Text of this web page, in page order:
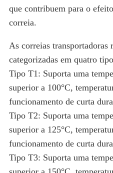
que contribuem para o
correia.
As correias transportadoras
categorizadas em quatro
Tipo T1: Suporta uma
superior a 100°C,
funcionamento de curta
Tipo T2: Suporta uma
superior a 125°C,
funcionamento de curta
Tipo T3: Suporta uma